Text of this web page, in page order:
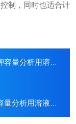
制，同时也适合计
质c(KOH)：0.1mol/L1L
：0.1mol/L500mL